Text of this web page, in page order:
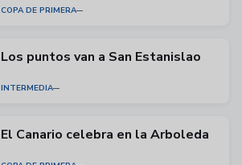
COPA DE PRIMERA
Los puntos van a San Estanislao
INTERMEDIA
El Canario celebra en la Arboleda